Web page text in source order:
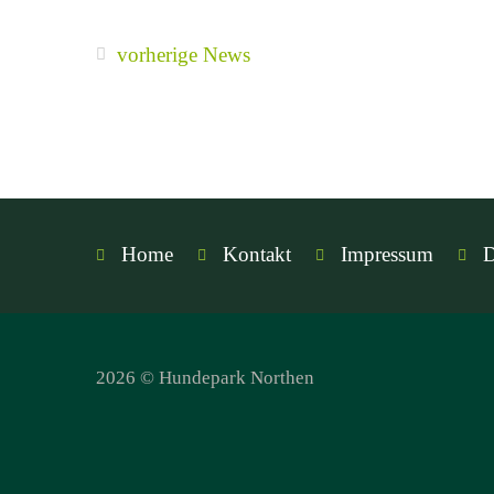
vorherige News
Home Kontakt Impressum
2026 © Hundepark Northen